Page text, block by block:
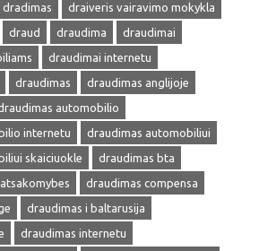
dradimas
draiveris vairavimo mokykla
draud draudima
draudimai
draudimai internetu
draudimas
draudimas anglijoje
automobilio
internetu
draudimas automobiliui
skaiciuokle
draudimas bta
draudimas compensa
draudimas i baltarusija
draudimas internetu